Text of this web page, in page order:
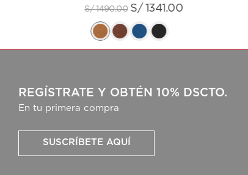
S/ 1490.00 S/ 1341 .00
REGÍSTRATE Y OBTÉN 10% DSCTO.
En tu primera compra
SUSCRÍBETE AQUÍ